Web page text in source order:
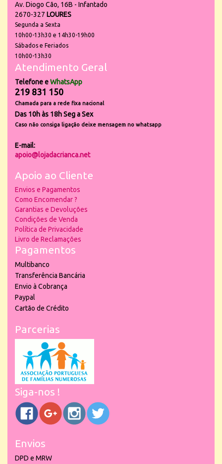
Av. Diogo Cão, 16B - Infantado
2670-327 LOURES
Segunda a Sexta
10h00-13h30 e 14h30-19h00
Sábados e Feriados
10h00-13h30
Atendimento Geral
Telefone eWhatsApp
219 831 150
Chamada para a rede fixa nacional
Das 10h às 18h Seg a Sex
Caso não consiga ligação deixe mensagem no whatsapp
E-mail:
apoio@lojadacrianca.net
Apoio ao Cliente
Envios e Pagamentos
Como Encomendar ?
Garantias e Devoluções
Condições de Venda
Política de Privacidade
Livro de Reclamações
Pagamentos
Multibanco
Transferência Bancária
Envio à Cobrança
Paypal
Cartão de Crédito
Parcerias
Siga-nos !
Envios
DPD e MRW